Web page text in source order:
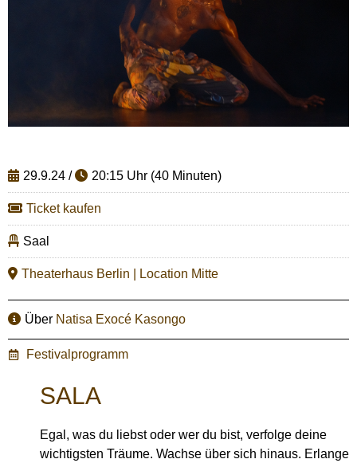
29.9.24 / 20:15 Uhr (40 Minuten)
Ticket kaufen
Saal
Theaterhaus Berlin | Location Mitte
Über Natisa Exocé Kasongo
Festivalprogramm
SALA
Egal, was du liebst oder wer du bist, verfolge deine
wichtigsten Träume. Wachse über sich hinaus. Erlange